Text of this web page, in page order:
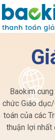
Baokim
chức Giáo
toán của các
thuận lợi nhất